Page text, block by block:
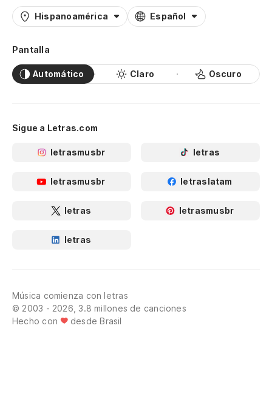
Hispanoamérica Español
Pantalla
Automático Claro Oscuro
Sigue a Letras.com
letrasmusbr letras
letrasmusbr letraslatam
letras letrasmusbr
letras
Música comienza con letras
© 2003 - 2026, 3.8 millones de canciones
Hecho con
desde Brasil